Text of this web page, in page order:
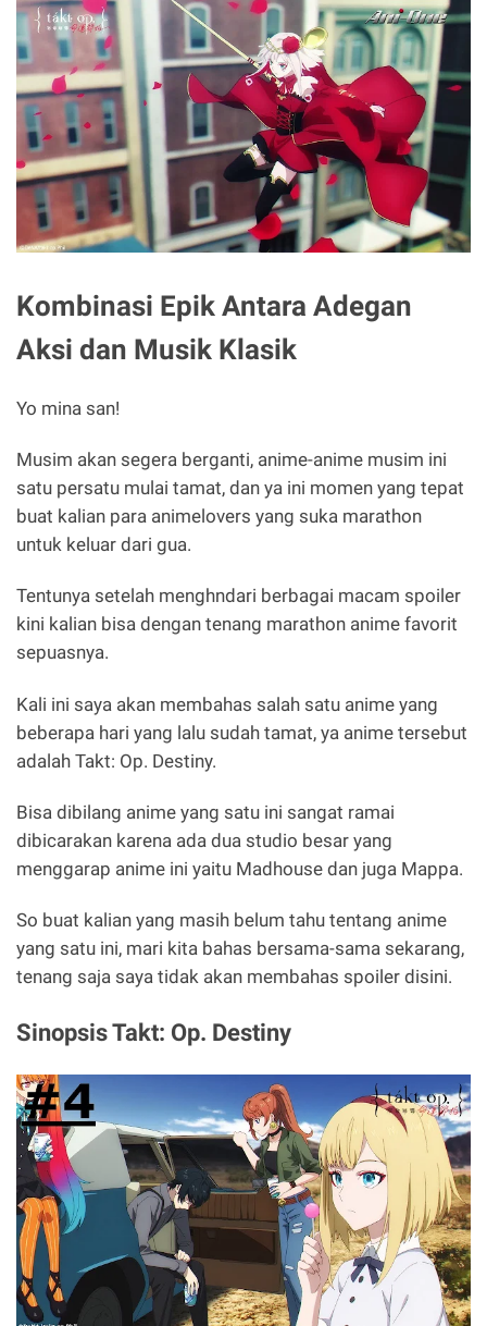
Kombinasi Epik Antara Adegan
Aksi dan Musik Klasik
Yo mina san!
Musim akan segera berganti, anime-anime musim ini
satu persatu mulai tamat, dan ya ini momen yang tepat
buat kalian para animelovers yang suka marathon
untuk keluar dari gua.
Tentunya setelah menghndari berbagai macam spoiler
kini kalian bisa dengan tenang marathon anime favorit
sepuasnya.
Kali ini saya akan membahas salah satu anime yang
beberapa hari yang lalu sudah tamat, ya anime tersebut
adalah Takt: Op. Destiny.
Bisa dibilang anime yang satu ini sangat ramai
dibicarakan karena ada dua studio besar yang
menggarap anime ini yaitu Madhouse dan juga Mappa.
So buat kalian yang masih belum tahu tentang anime
yang satu ini, mari kita bahas bersama-sama sekarang,
tenang saja saya tidak akan membahas spoiler disini.
Sinopsis Takt: Op. Destiny